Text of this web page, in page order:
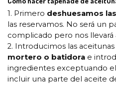
1. Primero deshuesamos
las reservamos. No será un
complicado pero nos
2. Introducimos las
mortero o batidora e
ingredientes exceptuando
incluir una parte del aceite